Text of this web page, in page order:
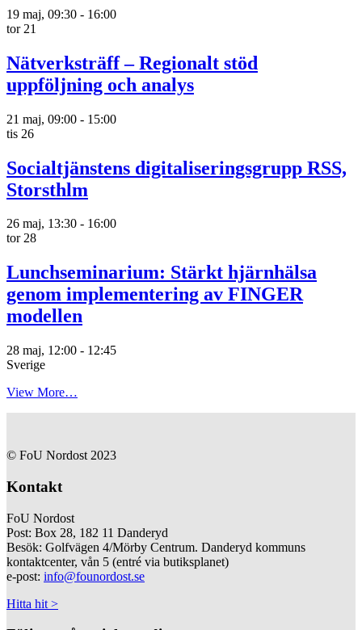
19 maj, 09:30 - 16:00
tor 21
Nätverksträff – Regionalt stöd
uppföljning och analys
21 maj, 09:00 - 15:00
tis 26
Socialtjänstens digitaliseringsgrupp RSS,
Storsthlm
26 maj, 13:30 - 16:00
tor28
Lunchseminarium: Stärkt hjärnhälsa
genom implementering av FINGER
modellen
28 maj, 12:00 - 12:45
Sverige
View More…
© FoU Nordost 2023
Kontakt
FoU Nordost
Post: Box 28, 182 11 Danderyd
Besök: Golfvägen 4/Mörby Centrum. Danderyd kommuns
kontaktcenter, vån 5 (entré via butiksplanet)
e-post: info@founordost.se
Hitta hit >